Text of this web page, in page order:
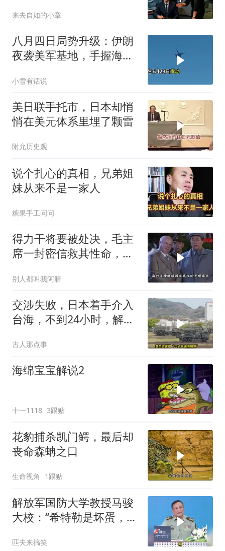
来去自如的小章
八月四日局势升级：伊朗
夜袭美军基地，手握海峡
小雪有话说
美日联手托市，日本却悄
悄在美元体系里埋了颗雷
附允历史观
说个扎心的真相，兄弟姐
妹从来不是一家人
糖果手工问问
得力干将要被处决，毛主
席一封密信救其性命，重
别人都叫我阿腈
交涉失败，日本着手介入
台海，不到24小时，解放
古人那点事
海绵宝宝解说2
十一1118 3跟贴
花豹捕杀凯门鳄，最后却
丧命森蚺之口
生命视角 1跟贴
解放军国防大学教授马骏
大校：“希特勒是坏蛋，绝
匹夫来搞笑